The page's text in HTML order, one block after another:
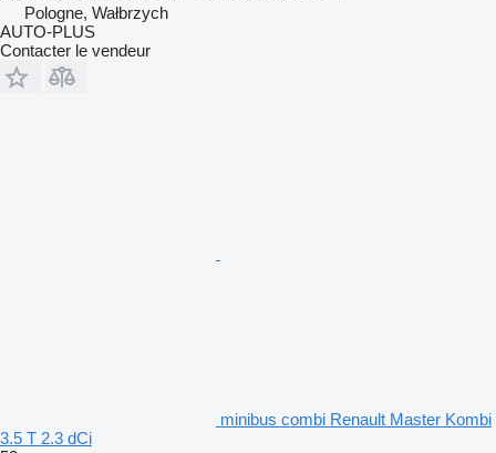
Pologne, Wałbrzych
AUTO-PLUS
Contacter le vendeur
minibus combi Renault Master Kombi
3.5 T 2.3 dCi